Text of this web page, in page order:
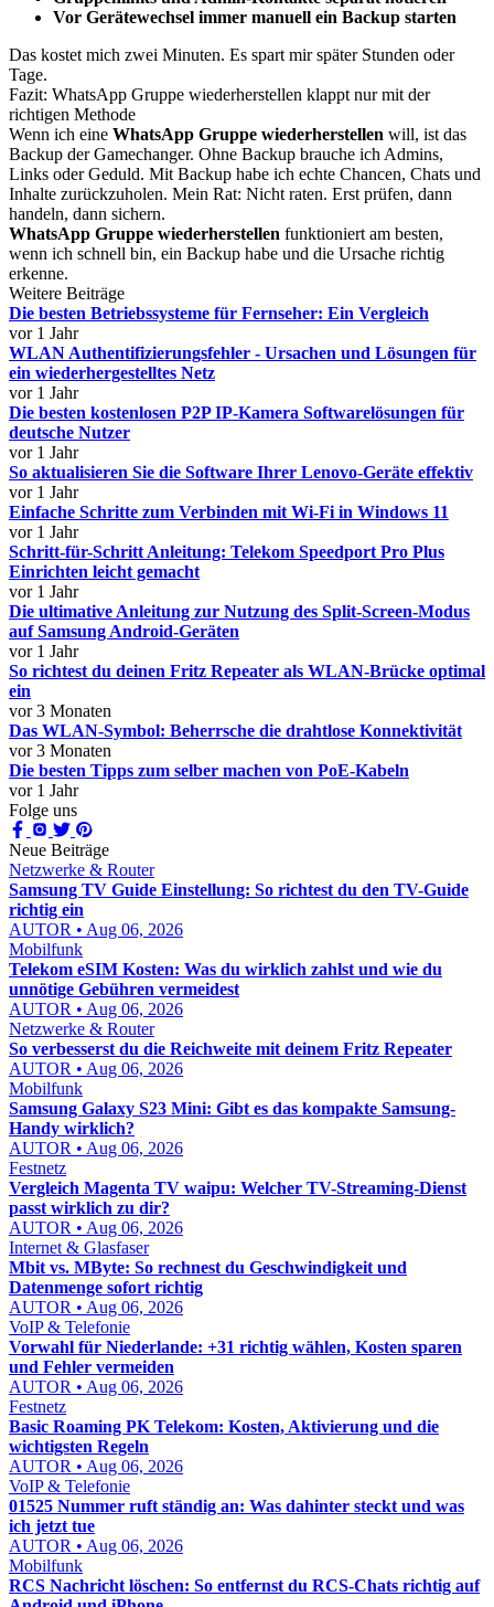
Vor Gerätewechsel immer manuell ein Backup starten
Das kostet mich zwei Minuten. Es spart mir später Stunden oder
Tage.
Fazit: WhatsApp Gruppe wiederherstellen klappt nur mit der
richtigen Methode
Wenn ich eine WhatsApp Gruppe wiederherstellen will, ist das
Backup der Gamechanger. Ohne Backup brauche ich Admins,
Links oder Geduld. Mit Backup habe ich echte Chancen, Chats und
Inhalte zurückzuholen. Mein Rat: Nicht raten. Erst prüfen, dann
handeln, dann sichern.
WhatsApp Gruppe wiederherstellen funktioniert am besten,
wenn ich schnell bin, ein Backup habe und die Ursache richtig
erkenne.
Weitere Beiträge
Die besten Betriebssysteme für Fernseher: Ein Vergleich
vor 1 Jahr
WLAN Authentifizierungsfehler - Ursachen und Lösungen für
ein wiederhergestelltes Netz
vor 1 Jahr
Die besten kostenlosen P2P IP-Kamera Softwarelösungen für
deutsche Nutzer
vor 1 Jahr
So aktualisieren Sie die Software Ihrer Lenovo-Geräte effektiv
vor 1 Jahr
Einfache Schritte zum Verbinden mit Wi-Fi in Windows 11
vor 1 Jahr
Schritt-für-Schritt Anleitung: Telekom Speedport Pro Plus
Einrichten leicht gemacht
vor 1 Jahr
Die ultimative Anleitung zur Nutzung des Split-Screen-Modus
auf Samsung Android-Geräten
vor 1 Jahr
So richtest du deinen Fritz Repeater als WLAN-Brücke optimal
ein
vor 3 Monaten
Das WLAN-Symbol: Beherrsche die drahtlose Konnektivität
vor 3 Monaten
Die besten Tipps zum selber machen von PoE-Kabeln
vor 1 Jahr
Folge uns
Neue Beiträge
Netzwerke & Router
Samsung TV Guide Einstellung: So richtest du den TV-Guide
richtig ein
AUTOR • Aug 06, 2026
Mobilfunk
Telekom eSIM Kosten: Was du wirklich zahlst und wie du
unnötige Gebühren vermeidest
AUTOR • Aug 06, 2026
Netzwerke & Router
So verbesserst du die Reichweite mit deinem Fritz Repeater
AUTOR • Aug 06, 2026
Mobilfunk
Samsung Galaxy S23 Mini: Gibt es das kompakte Samsung-
Handy wirklich?
AUTOR • Aug 06, 2026
Festnetz
Vergleich Magenta TV waipu: Welcher TV-Streaming-Dienst
passt wirklich zu dir?
AUTOR • Aug 06, 2026
Internet & Glasfaser
Mbit vs. MByte: So rechnest du Geschwindigkeit und
Datenmenge sofort richtig
AUTOR • Aug 06, 2026
VoIP & Telefonie
Vorwahl für Niederlande: +31 richtig wählen, Kosten sparen
und Fehler vermeiden
AUTOR • Aug 06, 2026
Festnetz
Basic Roaming PK Telekom: Kosten, Aktivierung und die
wichtigsten Regeln
AUTOR • Aug 06, 2026
VoIP & Telefonie
01525 Nummer ruft ständig an: Was dahinter steckt und was
ich jetzt tue
AUTOR • Aug 06, 2026
Mobilfunk
RCS Nachricht löschen: So entfernst du RCS-Chats richtig auf